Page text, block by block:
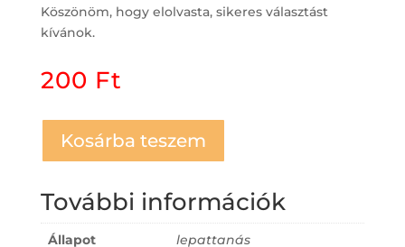
Köszönöm, hogy elolvasta, sikeres választást
kívánok.
200 Ft
Kosárba teszem
További információk
Állapot lepattanás